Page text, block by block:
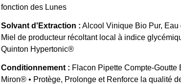
fonction des Lunes
Solvant d'Extraction : Alcool Vinique Bio Pur, Eau
Miel de producteur récoltant local à indice
Quinton Hypertonic®
Conditionnement : Flacon Pipette Compte-Goutte
Miron® • Protège, Prolonge et Renforce la qualité